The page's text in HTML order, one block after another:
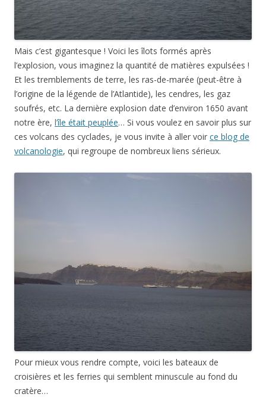
Mais c’est gigantesque ! Voici les îlots formés après
l’explosion, vous imaginez la quantité de matières expulsées !
Et les tremblements de terre, les ras-de-marée (peut-être à
l’origine de la légende de l’Atlantide), les cendres, les gaz
soufrés, etc. La dernière explosion date d’environ 1650 avant
notre ère, l’île était peuplée… Si vous voulez en savoir plus sur
ces volcans des cyclades, je vous invite à aller voir ce blog de
volcanologie, qui regroupe de nombreux liens sérieux.
Pour mieux vous rendre compte, voici les bateaux de
croisières et les ferries qui semblent minuscule au fond du
cratère…